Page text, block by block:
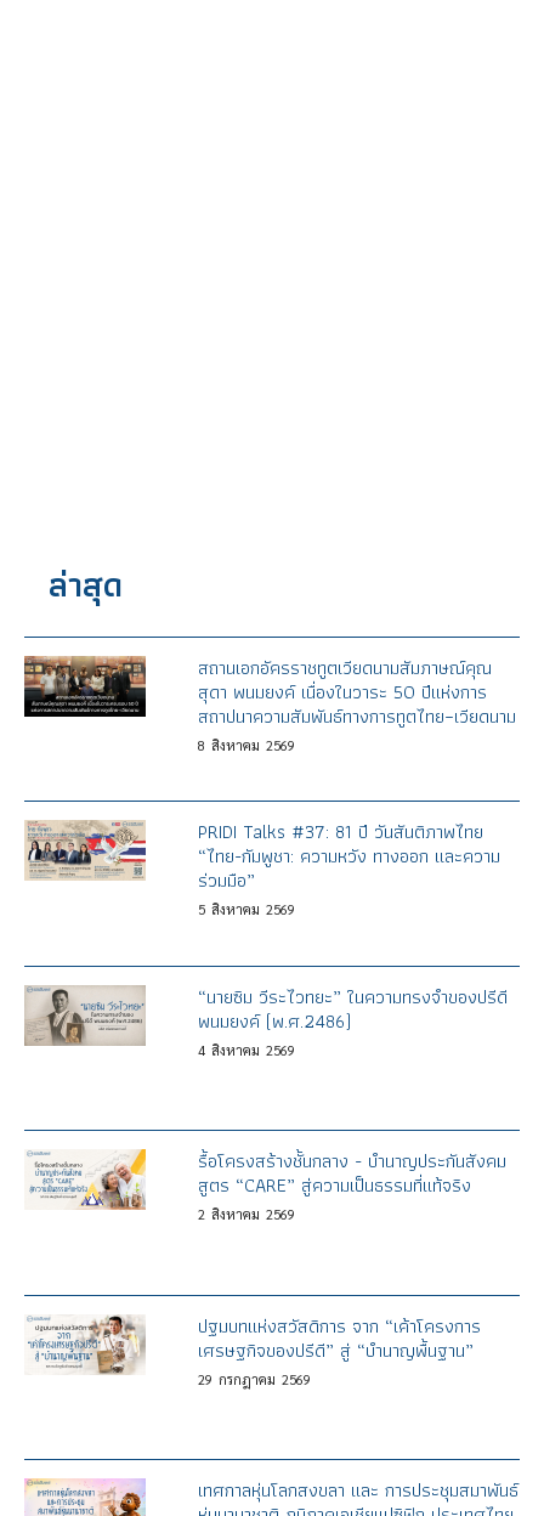
ล่าสุด
สถานเอกอัครราชทูตเวียดนามสัมภาษณ์คุณ
สุดา พนมยงค์ เนื่องในวาระ 50 ปีแห่งการ
สถาปนาความสัมพันธ์ทางการทูตไทย–เวียดนาม
8 สิงหาคม 2569
PRIDI Talks #37: 81 ปี วันสันติภาพไทย
“ไทย-กัมพูชา: ความหวัง ทางออก และความ
ร่วมมือ”
5 สิงหาคม 2569
“นายซิม วีระไวทยะ” ในความทรงจำของปรีดี
พนมยงค์ (พ.ศ.2486)
4 สิงหาคม 2569
รื้อโครงสร้างชั้นกลาง - บำนาญประกันสังคม
สูตร “CARE” สู่ความเป็นธรรมที่แท้จริง
2 สิงหาคม 2569
ปฐมบทแห่งสวัสดิการ จาก “เค้าโครงการ
เศรษฐกิจของปรีดี” สู่ “บำนาญพื้นฐาน”
29 กรกฎาคม 2569
เทศกาลหุ่นโลกสงขลา และ การประชุมสมาพันธ์